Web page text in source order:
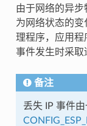
由于网络的异步
为网络状态的
理程序，应用
事件发生时采取
备注
丢失 IP 事件